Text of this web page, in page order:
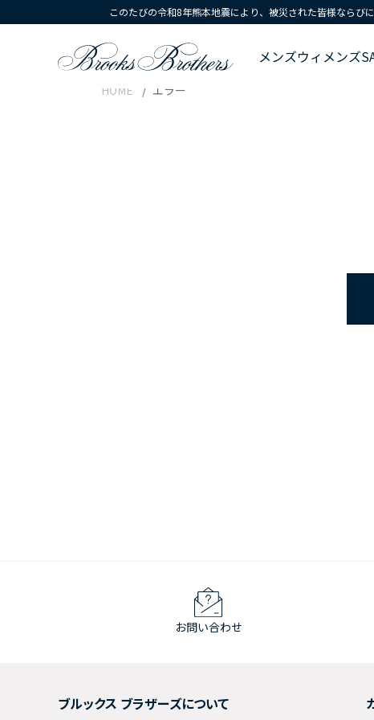
このたびの令和8年熊本地震により、被災された皆様ならび
メンズウィメンズ
HOME エラー
お問い合わせ
ブルックス ブラザーズについて